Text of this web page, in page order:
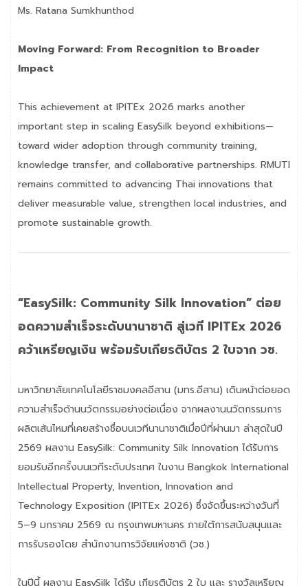
Ms. Ratana Sumkhunthod
Moving Forward: From Recognition to Broader
Impact
This achievement at IPITEx 2026 marks another
important step in scaling EasySilk beyond exhibitions—
toward wider adoption through community training,
knowledge transfer, and collaborative partnerships. RMUTI
remains committed to advancing Thai innovations that
deliver measurable value, strengthen local industries, and
promote sustainable growth.
“EasySilk: Community Silk Innovation” ต่อย
อดความสำเร็จระดับนานาชาติ สู่เวที IPITEx 2026
คว้าเหรียญเงิน พร้อมรับเกียรติบัตร 2 ใบจาก วช.
มหาวิทยาลัยเทคโนโลยีราชมงคลอีสาน (มทร.อีสาน) เดินหน้าต่อยอด
ความสำเร็จด้านนวัตกรรมอย่างต่อเนื่อง จากผลงานนวัตกรรมการ
ผลิตเส้นไหมที่เคยสร้างชื่อบนเวทีนานาชาติเมื่อปีที่ผ่านมา ล่าสุดในปี
2569 ผลงาน EasySilk: Community Silk Innovation ได้รับการ
ยอมรับอีกครั้งบนเวทีระดับประเทศ ในงาน Bangkok International
Intellectual Property, Invention, Innovation and
Technology Exposition (IPITEx 2026) ซึ่งจัดขึ้นระหว่างวันที่
5–9 มกราคม 2569 ณ กรุงเทพมหานคร ภายใต้การสนับสนุนและ
การรับรองโดย สำนักงานการวิจัยแห่งชาติ (วช.)
ในปีนี้ ผลงาน EasySilk ได้รับ เกียรติบัตร 2 ใบ และ รางวัลเหรียญ